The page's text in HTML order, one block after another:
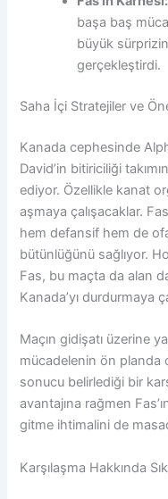
başa baş
büyük
gerçekleştirdi.
Saha İçi Stratejiler ve
Kanada cephesinde
David’in bitiriciliği
ediyor. Özellikle kanat
aşmaya çalışacaklar.
hem defansif hem de
bütünlüğünü sağlıyor.
Fas, bu maçta da alan
Kanada’yı durdurmaya
Maçın gidişatı üzerine
mücadelenin ön planda
sonucu belirlediği bir
avantajına rağmen
gitme ihtimalini de
Karşılaşma Hakkında